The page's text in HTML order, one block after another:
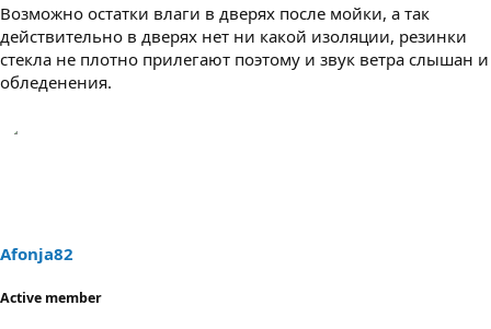
Возможно остатки влаги в дверях после мойки, а так
действительно в дверях нет ни какой изоляции, резинки
стекла не плотно прилегают поэтому и звук ветра слышан и
обледенения.
Afonja82
Active member